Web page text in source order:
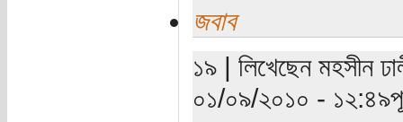
জবাব
১৯ | লিখেছেন মহসীন
০১/০৯/২০১০ -